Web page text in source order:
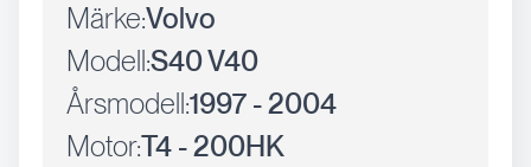
Märke:Volvo
Modell:S40 V40
Årsmodell:1997 - 2004
Motor:T4 - 200HK